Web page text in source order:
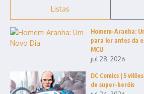
Listas
Homem-Aranha:
para ler antes da
MCU
jul 28, 2026
DC Comics | 5
de super-heróis